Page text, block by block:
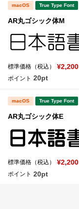
年間ライセンス商品
キャンペーン一覧
新着一覧
マイページ
お気に入り
フォント形式
宋朝体
教科書体
macOS True Type Font
AR丸ゴシック体M
標準価格（税込） ¥2,200
ポイント 20pt
macOS True Type Font
AR丸ゴシック体E
標準価格（税込） ¥2,200
ポイント 20pt